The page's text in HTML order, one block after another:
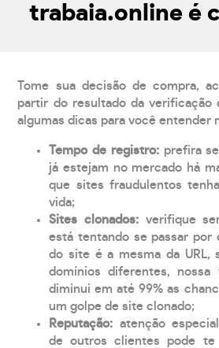
trabaia.online é
Tome sua decisão de compra,
partir do resultado da verificação
algumas dicas para você entender
Tempo de registro: prefira
já estejam no mercado há
que sites fraudulentos
vida;
Sites clonados: verifique
está tentando se passar por
do site é a mesma da URL,
domínios diferentes, nossa
diminui em até 99% as
um golpe de site clonado;
Reputação: atenção
de outros clientes pode te